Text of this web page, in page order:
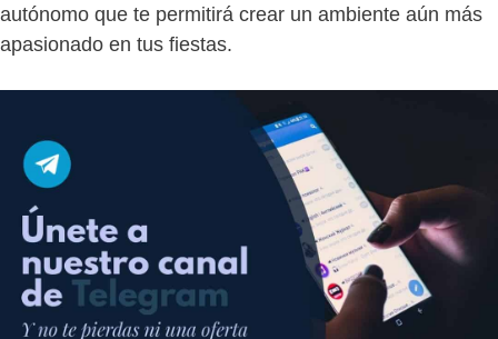
autónomo que te permitirá crear un ambiente aún más
apasionado en tus fiestas.